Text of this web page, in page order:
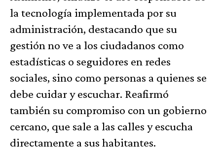
la tecnología implementada por su
administración, destacando que su
gestión no ve a los ciudadanos como
estadísticas o seguidores en redes
sociales, sino como personas a quienes se
debe cuidar y escuchar. Reafirmó
también su compromiso con un gobierno
cercano, que sale a las calles y escucha
directamente a sus habitantes.